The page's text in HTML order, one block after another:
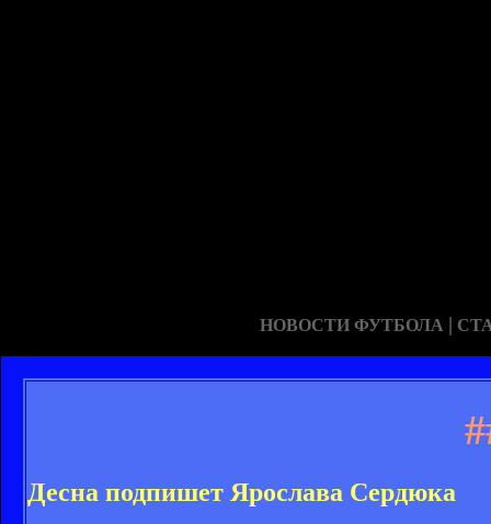
НОВОСТИ ФУТБОЛА |
Десна подпишет Ярослава Сердюка